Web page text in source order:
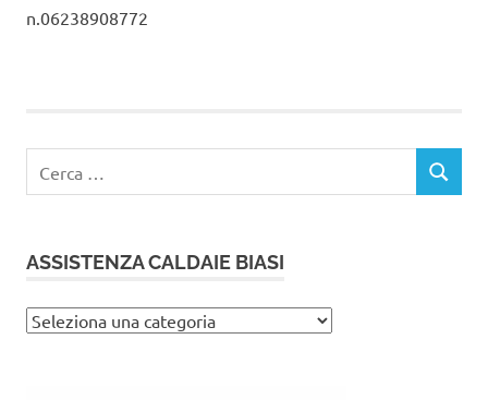
n.06238908772
per:
CERCA
ASSISTENZA CALDAIE BIASI
Assistenza